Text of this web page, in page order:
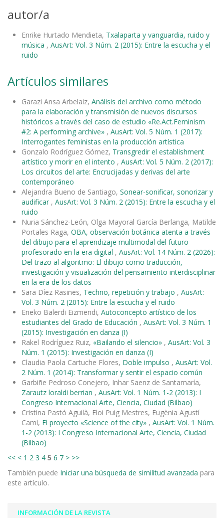
autor/a
Enrike Hurtado Mendieta, Txalaparta y vanguardia, ruido y
música , AusArt: Vol. 3 Núm. 2 (2015): Entre la escucha y el
ruido
Artículos similares
Garazi Ansa Arbelaiz, Análisis del archivo como método
para la elaboración y transmisión de nuevos discursos
históricos a través del caso de estudio «Re.Act.Feminism
#2: A performing archive» , AusArt: Vol. 5 Núm. 1 (2017):
Interrogantes feministas en la producción artística
Gonzalo Rodríguez Gómez, Transgredir el establishment
artístico y morir en el intento , AusArt: Vol. 5 Núm. 2 (2017):
Los circuitos del arte: Encrucijadas y derivas del arte
contemporáneo
Alejandra Bueno de Santiago, Sonear-sonificar, sonorizar y
audificar , AusArt: Vol. 3 Núm. 2 (2015): Entre la escucha y el
ruido
Nuria Sánchez-León, Olga Mayoral García Berlanga, Matilde
Portales Raga, OBA, observación botánica atenta a través
del dibujo para el aprendizaje multimodal del futuro
profesorado en la era digital , AusArt: Vol. 14 Núm. 2 (2026):
Del trazo al algoritmo: El dibujo como traducción,
investigación y visualización del pensamiento interdisciplinar
en la era de los datos
Sara Díez Rasines, Techno, repetición y trabajo , AusArt:
Vol. 3 Núm. 2 (2015): Entre la escucha y el ruido
Eneko Balerdi Eizmendi, Autoconcepto artístico de los
estudiantes del Grado de Educación , AusArt: Vol. 3 Núm. 1
(2015): Investigación en danza (I)
Rakel Rodríguez Ruiz, «Bailando el silencio» , AusArt: Vol. 3
Núm. 1 (2015): Investigación en danza (I)
Claudia Paola Cartuche Flores, Doble impulso , AusArt: Vol.
2 Núm. 1 (2014): Transformar y sentir el espacio común
Garbiñe Pedroso Conejero, Inhar Saenz de Santamaría,
Zarautz loraldi berrian , AusArt: Vol. 1 Núm. 1-2 (2013): I
Congreso Internacional Arte, Ciencia, Ciudad (Bilbao)
Cristina Pastó Aguilà, Eloi Puig Mestres, Eugènia Agustí
Camí, El proyecto «Science of the city» , AusArt: Vol. 1 Núm.
1-2 (2013): I Congreso Internacional Arte, Ciencia, Ciudad
(Bilbao)
<< < 1 2 3 4 5 6 7 > >>
También puede Iniciar una búsqueda de similitud avanzada para
este artículo.
INFORMACIÓN DE LA REVISTA